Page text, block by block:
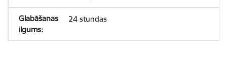
24 stundas